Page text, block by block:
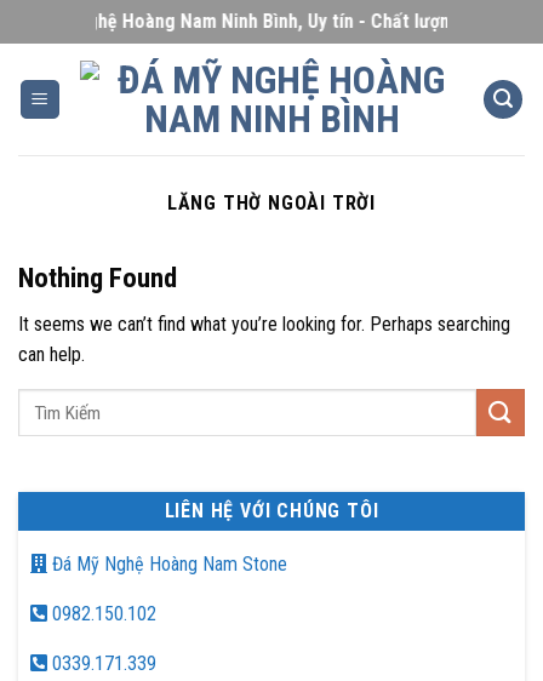
to
content
Đá Mỹ Nghệ Hoàng Nam Ninh Bình, Uy tín - Chất lượng - Giá
LĂNG THỜ NGOÀI TRỜI
LIÊN HỆ VỚI CHÚNG TÔI
Đá Mỹ Nghệ Hoàng Nam Stone
0982.150.102
0339.171.339
Nothing Found
It seems we can’t find what you’re looking for. Perhaps searching
can help.